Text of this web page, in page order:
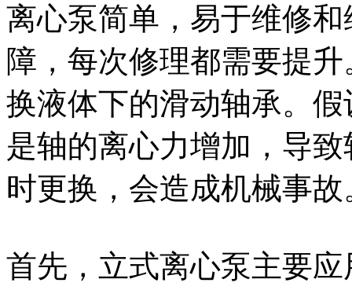
离心泵简单，易于维修
障，每次修理都需要提
换液体下的滑动轴承。
是轴的离心力增加，导
时更换，会造成机械事
首先，立式离心泵主要